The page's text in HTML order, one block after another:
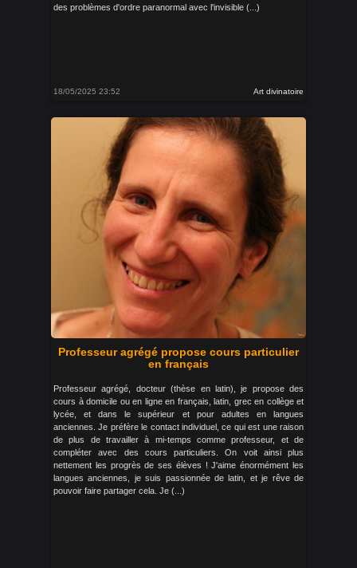
des problèmes d'ordre paranormal avec l'invisible (...)
18/05/2025 23:52 Art divinatoire
Professeur agrégé propose cours particulier
en français
Professeur agrégé, docteur (thèse en latin), je propose des
cours à domicile ou en ligne en français, latin, grec en collège et
lycée, et dans le supérieur et pour adultes en langues
anciennes. Je préfère le contact individuel, ce qui est une raison
de plus de travailler à mi-temps comme professeur, et de
compléter avec des cours particuliers. On voit ainsi plus
nettement les progrès de ses élèves ! J'aime énormément les
langues anciennes, je suis passionnée de latin, et je rêve de
pouvoir faire partager cela. Je (...)